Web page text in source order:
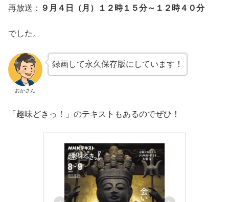
再放送：
９月４日（月）１２時１５分～１２時４０分
でした。
おかさん
録画して永久保存版にしています！
「趣味どきっ！」のテキストもあるのでぜひ！